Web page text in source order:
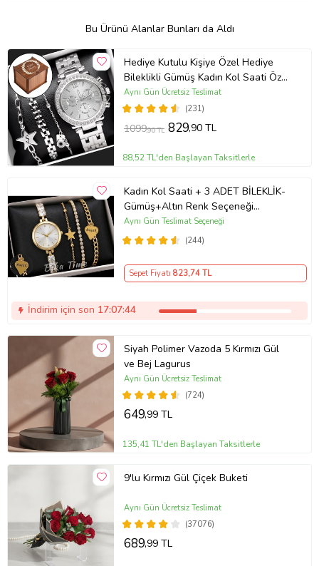
Bu Ürünü Alanlar Bunları da Aldı
Hediye Kutulu Kişiye Özel Hediye
Bileklikli Gümüş Kadın Kol Saati Özel
Kutusunda (Gümüş)
(231)
Aynı Gün Ücretsiz Teslimat
1099,90 TL 829,90 TL
88,52 TL'den Başlayan Taksitlerle
Kadın Kol Saati + 3 ADET BİLEKLİK-
Gümüş+Altın Renk Seçeneği
ayarlanabilir kordon Kadın Kol Saati
BİLEKLİK HEDİYE Altın Renk - Kız
(244)
Aynı Gün Teslimat Seçeneği
Sepet Fiyatı 823,74 TL
İndirim için son 17:07:44
Siyah Polimer Vazoda 5 Kırmızı Gül
ve Bej Lagurus
(724)
Aynı Gün Ücretsiz Teslimat
649,99 TL
135,41 TL'den Başlayan Taksitlerle
9'lu Kırmızı Gül Çiçek Buketi
(37076)
Aynı Gün Ücretsiz Teslimat
689,99 TL